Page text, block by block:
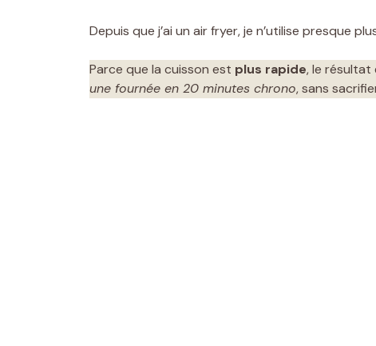
Depuis que j’ai un air fryer, je n’utilise presque
Parce que la cuisson est plus rapide, le résultat
une fournée en 20 minutes chrono, sans